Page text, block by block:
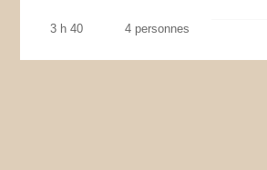
3 h 40 4 personnes